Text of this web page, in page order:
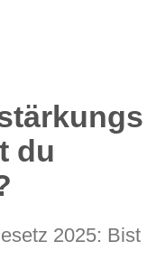
du
2025: Bist